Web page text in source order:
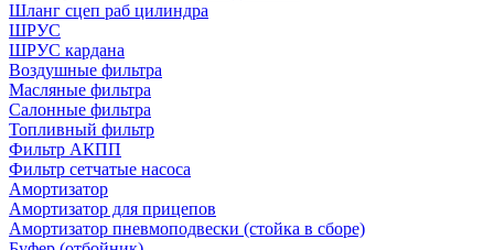
Шланг сцеп раб цилиндра
ШРУС
ШРУС кардана
Воздушные фильтра
Масляные фильтра
Салонные фильтра
Топливный фильтр
Фильтр АКПП
Фильтр сетчатые насоса
Амортизатор
Амортизатор для прицепов
Амортизатор пневмоподвески (стойка в сборе)